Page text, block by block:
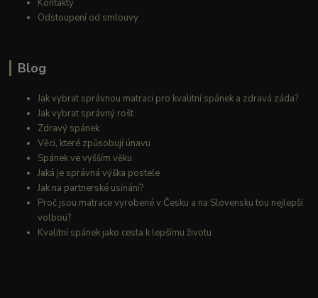
Kontakty
Odstoupení od smlouvy
Blog
Jak vybrat správnou matraci pro kvalitní spánek a zdravá záda?
Jak vybrat správný rošt
Zdravý spánek
Věci, které způsobují únavu
Spánek ve vyšším věku
Jaká je správná výška postele
Jak na partnerské usínání?
Proč jsou matrace vyrobené v Česku a na Slovensku tou nejlepší
volbou?
Kvalitní spánek jako cesta k lepšímu životu